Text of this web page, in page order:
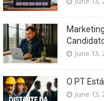
June 13,
O PT
June 13,